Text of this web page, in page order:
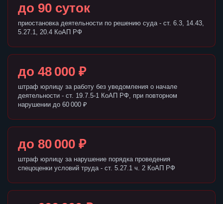
до 90 суток
приостановка деятельности по решению суда - ст. 6.3, 14.43,
5.27.1, 20.4 КоАП РФ
до 48 000 ₽
штраф юрлицу за работу без уведомления о начале
деятельности - ст. 19.7.5-1 КоАП РФ, при повторном
нарушении до 60 000 ₽
до 80 000 ₽
штраф юрлицу за нарушение порядка проведения
спецоценки условий труда - ст. 5.27.1 ч. 2 КоАП РФ